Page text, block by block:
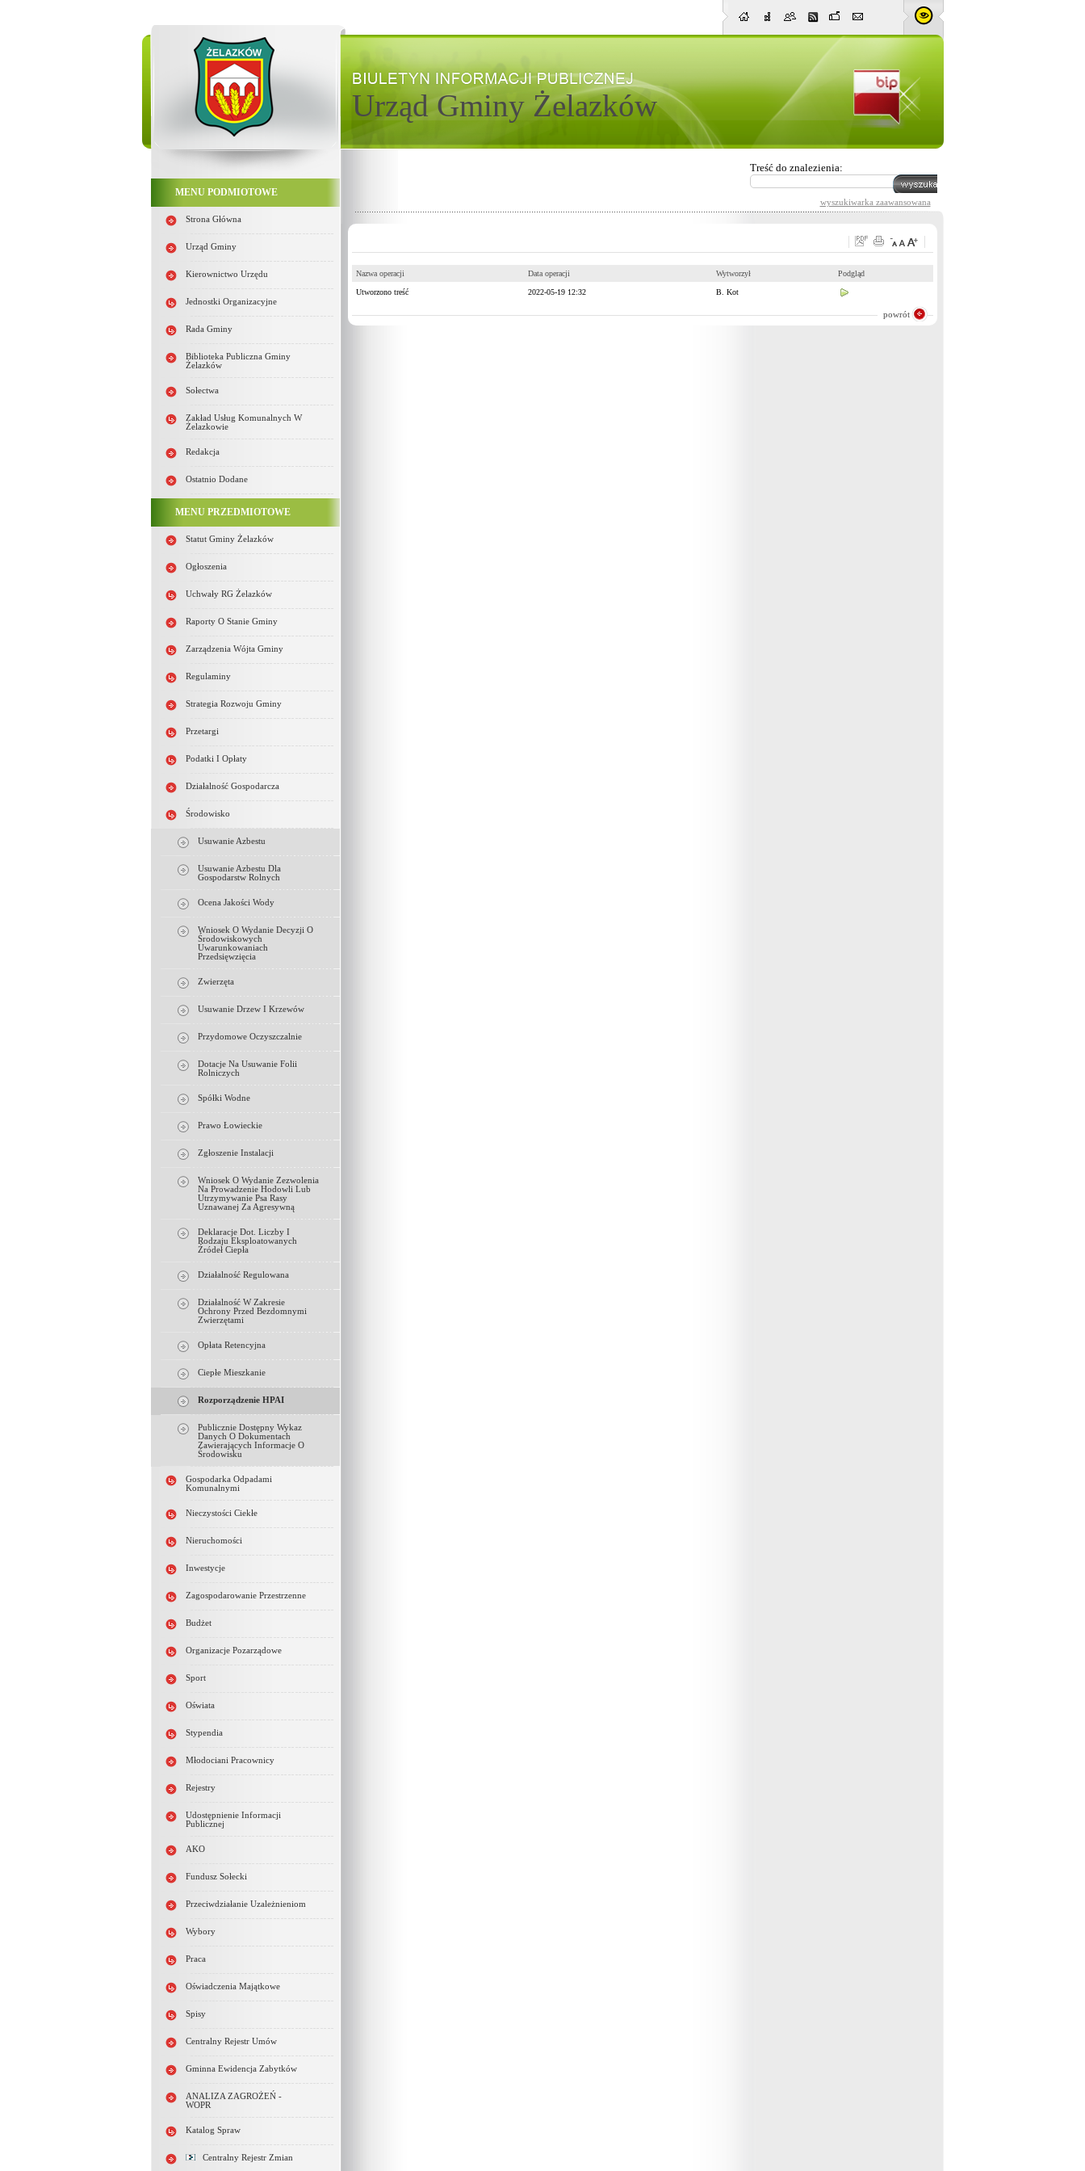
Urząd Gminy Żelazków
MENU PODMIOTOWE
Strona Główna
Urząd Gminy
Kierownictwo Urzędu
Jednostki Organizacyjne
Rada Gminy
Biblioteka Publiczna Gminy
Żelazków
Sołectwa
Zakład Usług Komunalnych W
Żelazkowie
Redakcja
Ostatnio Dodane
MENU PRZEDMIOTOWE
Statut Gminy Żelazków
Ogłoszenia
Uchwały RG Żelazków
Raporty O Stanie Gminy
Zarządzenia Wójta Gminy
Regulaminy
Strategia Rozwoju Gminy
Przetargi
Podatki I Opłaty
Działalność Gospodarcza
Środowisko
Usuwanie Azbestu
Usuwanie Azbestu Dla
Gospodarstw Rolnych
Ocena Jakości Wody
Wniosek O Wydanie Decyzji O
Środowiskowych
Uwarunkowaniach
Przedsięwzięcia
Zwierzęta
Usuwanie Drzew I Krzewów
Przydomowe Oczyszczalnie
Dotacje Na Usuwanie Folii
Rolniczych
Spółki Wodne
Prawo Łowieckie
Zgłoszenie Instalacji
Wniosek O Wydanie Zezwolenia
Na Prowadzenie Hodowli Lub
Utrzymywanie Psa Rasy
Uznawanej Za Agresywną
Deklaracje Dot. Liczby I
Rodzaju Eksploatowanych
Źródeł Ciepła
Działalność Regulowana
Działalność W Zakresie
Ochrony Przed Bezdomnymi
Zwierzętami
Opłata Retencyjna
Ciepłe Mieszkanie
Rozporządzenie HPAI
Publicznie Dostępny Wykaz
Danych O Dokumentach
Zawierających Informacje O
Środowisku
Gospodarka Odpadami
Komunalnymi
Nieczystości Ciekłe
Nieruchomości
Inwestycje
Zagospodarowanie Przestrzenne
Budżet
Organizacje Pozarządowe
Sport
Oświata
Stypendia
Młodociani Pracownicy
Rejestry
Udostępnienie Informacji
Publicznej
AKO
Fundusz Sołecki
Przeciwdziałanie Uzależnieniom
Wybory
Praca
Oświadczenia Majątkowe
Spisy
Centralny Rejestr Umów
Gminna Ewidencja Zabytków
ANALIZA ZAGROŻEŃ -
WOPR
Katalog Spraw
Centralny Rejestr Zmian
Treść do znalezienia:
wyszukiwarka zaawansowana
Nazwa operacji Data operacji Wytworzył Podgląd
Utworzono treść 2022-05-19 12:32 B. Kot
powrót